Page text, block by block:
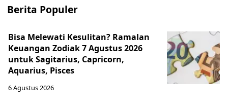
Berita Populer
Bisa Melewati Kesulitan? Ramalan
Keuangan Zodiak 7 Agustus 2026
untuk Sagitarius, Capricorn,
Aquarius, Pisces
6 Agustus 2026